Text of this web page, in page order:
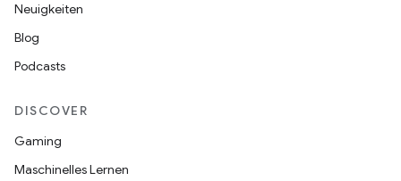
Neuigkeiten
Blog
Podcasts
DISCOVER
Gaming
Maschinelles Lernen